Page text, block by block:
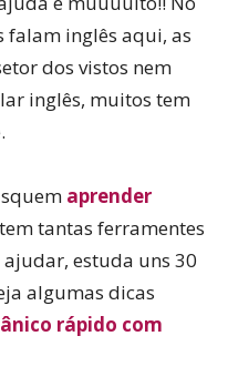
falam inglês aqui, as
dos vistos nem
inglês, muitos tem
aprender
tantas ferramentes
estuda uns 30
algumas dicas
rápido com